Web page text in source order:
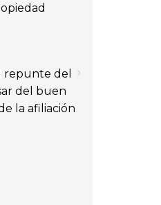
repunte del
del buen
la afiliación